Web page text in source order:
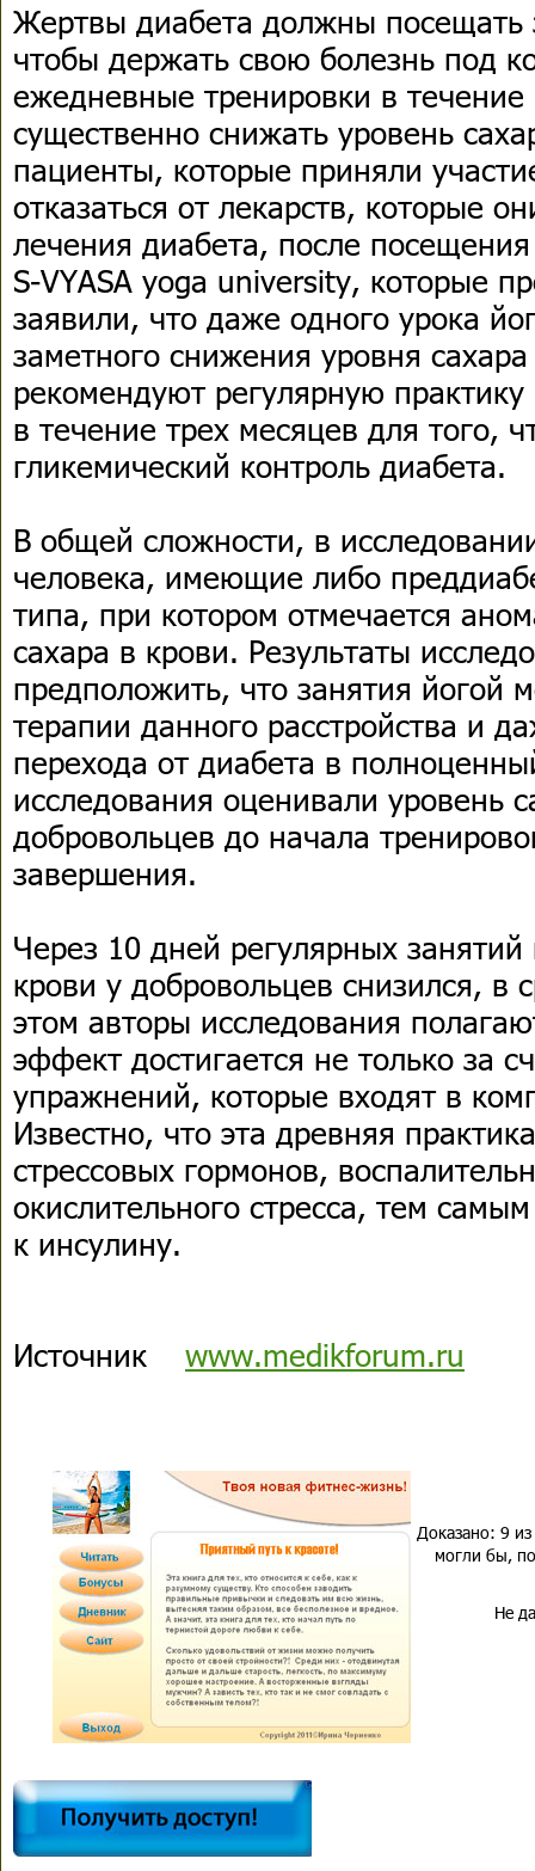
Жертвы диабета должны посещать
чтобы держать свою болезнь под
ежедневные тренировки в
существенно снижать уровень
пациенты, которые приняли
отказаться от лекарств, которые
лечения диабета, после
S-VYASA yoga university, которые
заявили, что даже одного урока
заметного снижения уровня
рекомендуют регулярную
в течение трех месяцев для того,
гликемический контроль диабета.
В общей сложности, в
человека, имеющие либо
типа, при котором отмечается
сахара в крови. Результаты
предположить, что занятия йогой
терапии данного расстройства и
перехода от диабета в
исследования оценивали уровень
добровольцев до начала
завершения.
Через 10 дней регулярных занятий
крови у добровольцев снизился,
этом авторы исследования
эффект достигается не только за
упражнений, которые входят в
Известно, что эта древняя
стрессовых гормонов,
окислительного стресса, тем
к инсулину.
Источник www.medikforum.ru
Доказано: 9
могли бы,
Не